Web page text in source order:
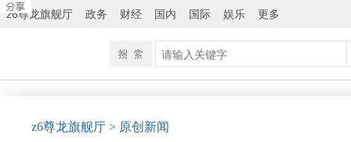
z6尊龙旗舰厅 政务 财经 国内 国际 娱乐 更多
z6尊龙旗舰厅 > 原创新闻